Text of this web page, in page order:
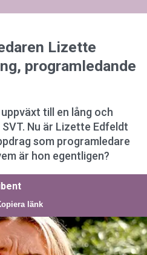
Lizette
programledande
till en lång och
Nu är Lizette Edfeldt
som programledare
är hon egentligen?
länk